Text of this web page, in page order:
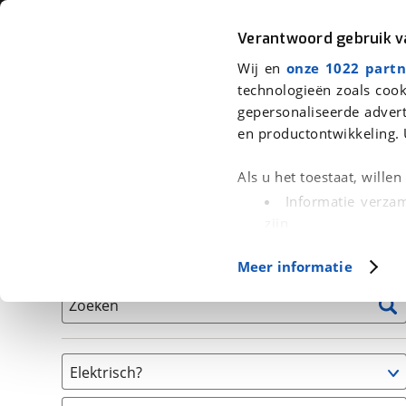
Verantwoord gebruik
Wij en onze 1022
technologieën zoals
gepersonaliseerde
en productontwikkeling.
Als u het toestaat, willen
Informatie
(fingerprinting)
in. U
Cookieverklaring.
Met cookies en
Functionele cookies
Meer informatie
Auto Fiets Motor
We hebben 38 fietsen voor je
Zoeken
Elektrisch?
Ja, E-bike (38)